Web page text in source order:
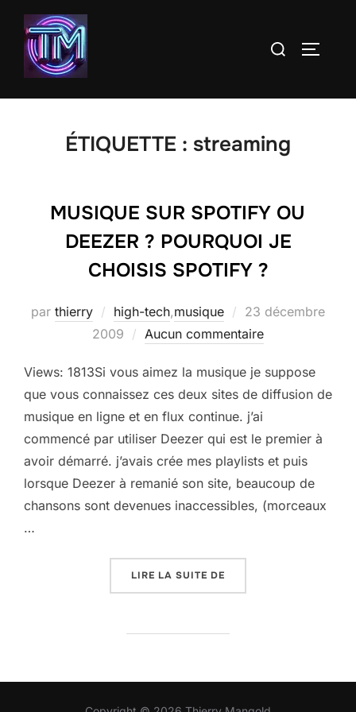
Aller
contenu
Rechercher :
ÉTIQUETTE : streaming
MUSIQUE SUR SPOTIFY OU
DEEZER ? POURQUOI JE
CHOISIS SPOTIFY ?
par thierry high-tech,musique
Publié
le
23 décembre
2009
Aucun commentaire
Views: 1813Si vous aimez la musique je suppose
que vous connaissez ces deux sites de diffusion de
musique en ligne et en flux continue. j’ai
commencé par utiliser Deezer qui est le premier à
avoir démarré. j’avais crée mes playlists et puis
lorsque Deezer à remanié son site, beaucoup de
chansons sont devenues inaccessibles, (morceaux
…
LIRE LA SUITE DE